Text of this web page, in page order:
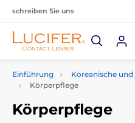
schreiben Sie uns
Einführung
Koreanische
Körperpflege
Körperpflege